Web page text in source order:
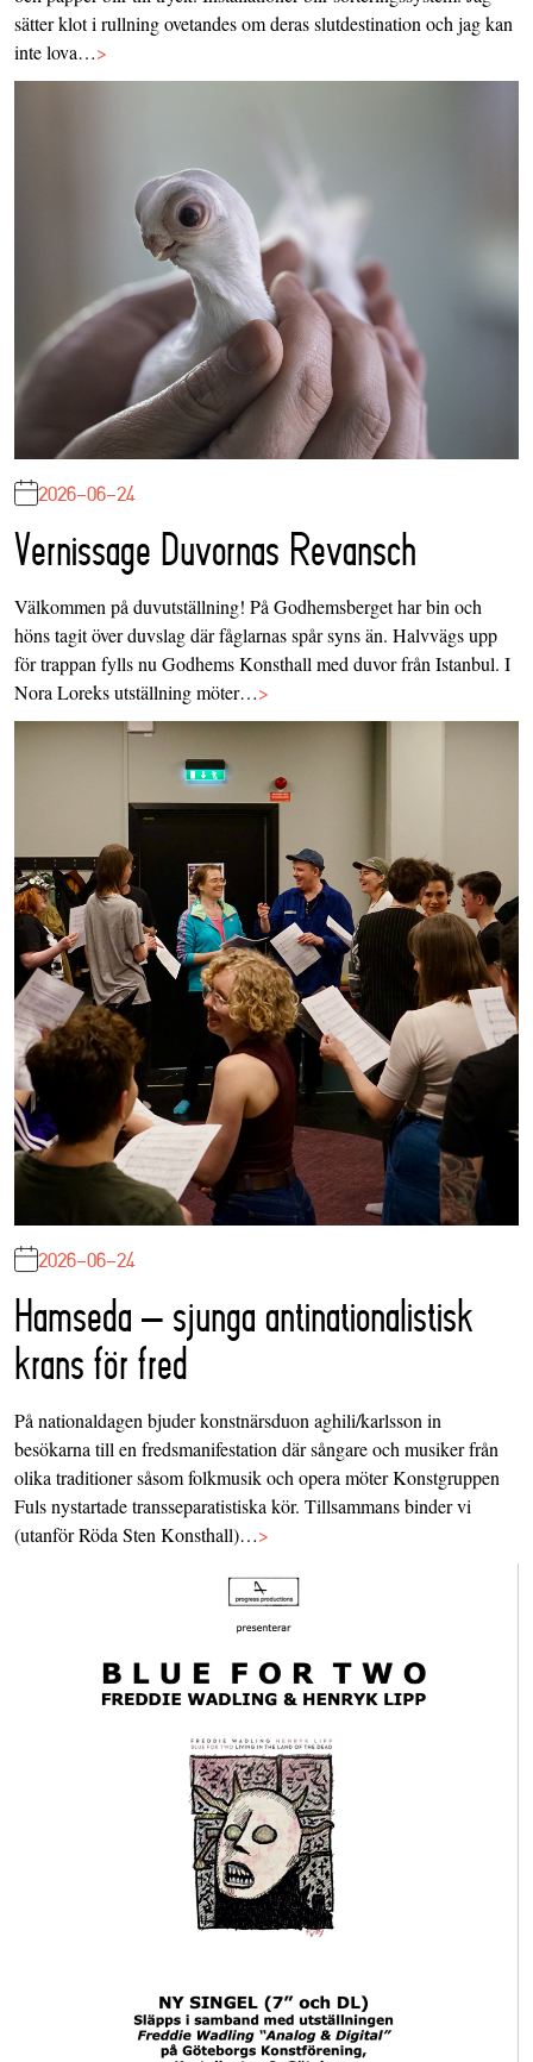
sätter klot i rullning ovetandes om deras slutdestination och jag kan
inte lova…>
2026-06-24
Vernissage Duvornas Revansch
Välkommen på duvutställning! På Godhemsberget har bin och
höns tagit över duvslag där fåglarnas spår syns än. Halvvägs upp
för trappan fylls nu Godhems Konsthall med duvor från Istanbul. I
Nora Loreks utställning möter…>
2026-06-24
Hamseda – sjunga antinationalistisk
krans för fred
På nationaldagen bjuder konstnärsduon aghili/karlsson in
besökarna till en fredsmanifestation där sångare och musiker från
olika traditioner såsom folkmusik och opera möter Konstgruppen
Fuls nystartade transseparatistiska kör. Tillsammans binder vi
(utanför Röda Sten Konsthall)…>